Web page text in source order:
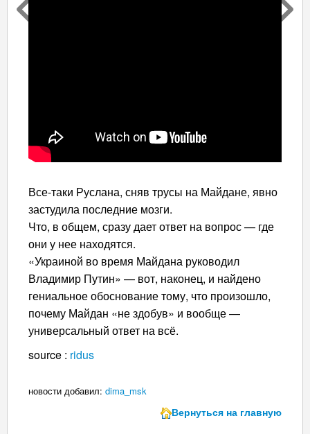
Все-таки Руслана, сняв трусы на Майдане, явно
застудила последние мозги.
Что, в общем, сразу дает ответ на вопрос — где
они у нее находятся.
«Украиной во время Майдана руководил
Владимир Путин» — вот, наконец, и найдено
гениальное обоснование тому, что произошло,
почему Майдан «не здобув» и вообще —
универсальный ответ на всё.
source : ridus
новости добавил: dima_msk
Вернуться на главную